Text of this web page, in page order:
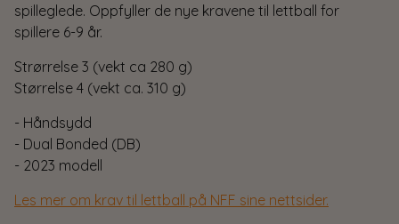
spilleglede. Oppfyller de nye kravene til lettball for
spillere 6-9 år.
Strørrelse 3 (vekt ca 280 g)
Størrelse 4 (vekt ca. 310 g)
- Håndsydd
- Dual Bonded (DB)
- 2023 modell
Les mer om krav til lettball på NFF sine nettsider.